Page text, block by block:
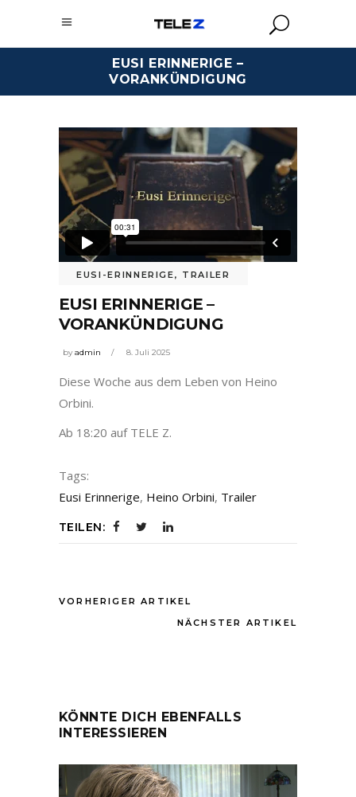
EUSI ERINNERIGE –
VORANKÜNDIGUNG
EUSI-ERINNERIGE, TRAILER
EUSI ERINNERIGE –
VORANKÜNDIGUNG
byadmin 8. Juli 2025
Diese Woche aus dem Leben von Heino
Orbini.
Ab 18:20 auf TELE Z.
Tags:
Eusi Erinnerige, Heino Orbini, Trailer
TEILEN:
VORHERIGER ARTIKEL
NÄCHSTER ARTIKEL
KÖNNTE DICH EBENFALLS
INTERESSIEREN